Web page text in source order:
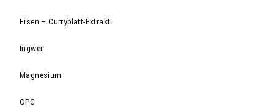
Eisen – Curryblatt-Extrakt
Ingwer
Magnesium
OPC